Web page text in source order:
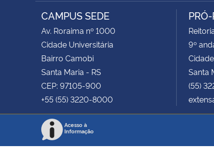
CAMPUS SEDE
Av. Roraima nº 1000
Cidade Universitária
Bairro Camobi
Santa Maria - RS
CEP: 97105-900
+55 (55) 3220-8000
9º
Santa
(55)
Acesso à
Informação